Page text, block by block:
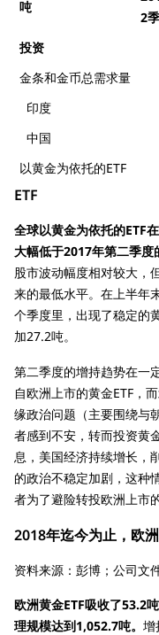
吨
2
投资
金条和金币总需求量
印度
中国
以黄金为依托的ETF
ETF
全球以黄金为依托的ETF
大幅低于2017年第二季度
股市波动幅度相对较大，
来的最低水平。在上半年
个季度里，出现了稳定的
加27.2吨。
第二季度的增持趋势在一
自欧洲上市的黄金ETF，
缘政治问题（主要围绕与
者感到不安，转而投资黄
息，美国经济持续增长，
的政治不稳定加剧，这
者为了避险转投欧洲上市的
2018年迄今为止，欧
资料来源：彭博；公司文
欧洲黄金ETF吸收了53.2
理规模达到1,052.7吨。 增